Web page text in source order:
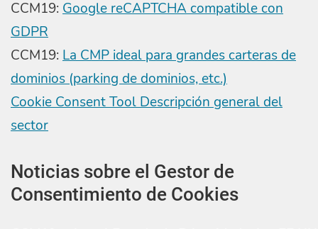
CCM19: Google reCAPTCHA compatible con
GDPR
CCM19: La CMP ideal para grandes carteras de
dominios (parking de dominios, etc.)
Cookie Consent Tool Descripción general del
sector
Noticias sobre el Gestor de
Consentimiento de Cookies